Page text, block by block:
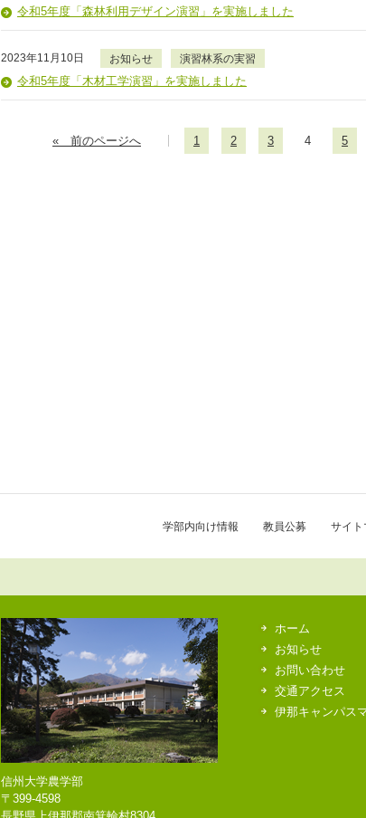
令和5年度「森林利用デザイン演習」を実施しました
2023年11月10日 お知らせ 演習林系の実習
令和5年度「木材工学演習」を実施しました
« 前のページへ 1 2 3 4 5
学部内向け情報 教員公募 サイト
信州大学農学部
〒399-4598
ホーム
お知らせ
お問い合わせ
交通アクセス
伊那キャンパス